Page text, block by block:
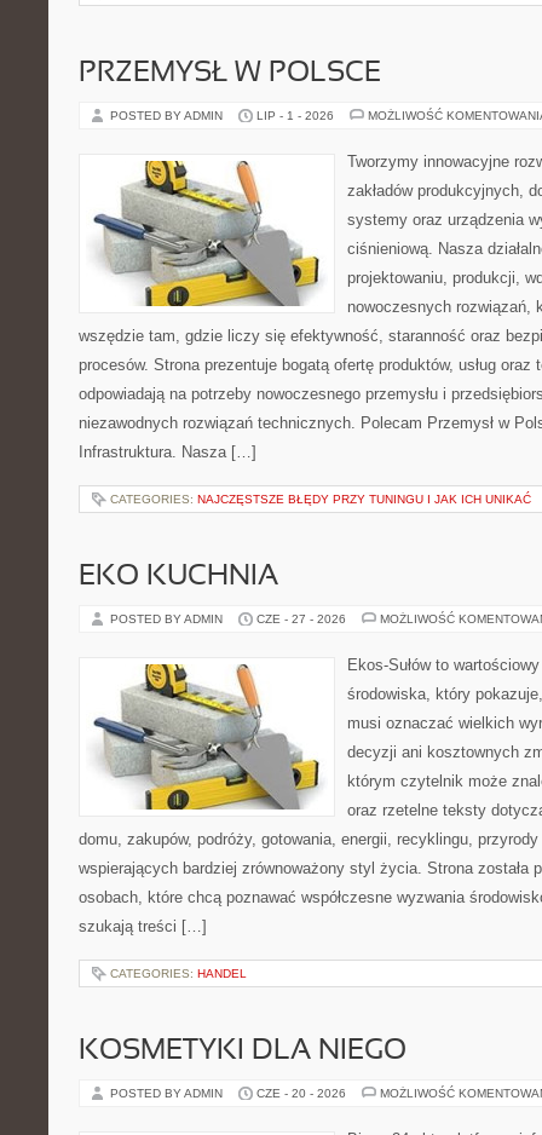
PRZEMYSŁ W POLSCE
POSTED BY ADMIN LIP - 1 - 2026 MOŻLIWOŚĆ
Tworzymy innowacyjne
zakładów produkcyjnych,
systemy oraz urządzenia
ciśnieniową. Nasza
projektowaniu, produkcji,
nowoczesnych rozwiązań,
wszędzie tam, gdzie liczy się efektywność, staranność oraz
procesów. Strona prezentuje bogatą ofertę produktów, usług oraz
odpowiadają na potrzeby nowoczesnego przemysłu i
niezawodnych rozwiązań technicznych. Polecam Przemysł w
Infrastruktura. Nasza […]
CATEGORIES: NAJCZĘSTSZE BŁĘDY PRZY TUNINGU I JAK ICH UNIKAĆ
EKO KUCHNIA
POSTED BY ADMIN CZE - 27 - 2026 MOŻLIWOŚĆ
Ekos-Sułów to
środowiska, który
musi oznaczać wielkich
decyzji ani kosztownych
którym czytelnik może
oraz rzetelne teksty
domu, zakupów, podróży, gotowania, energii, recyklingu,
wspierających bardziej zrównoważony styl życia. Strona została
osobach, które chcą poznawać współczesne wyzwania
szukają treści […]
CATEGORIES: HANDEL
KOSMETYKI DLA NIEGO
POSTED BY ADMIN CZE - 20 - 2026 MOŻLIWOŚĆ